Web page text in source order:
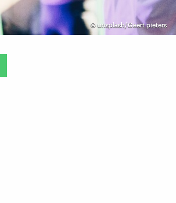
© unsplash/Geert pieters